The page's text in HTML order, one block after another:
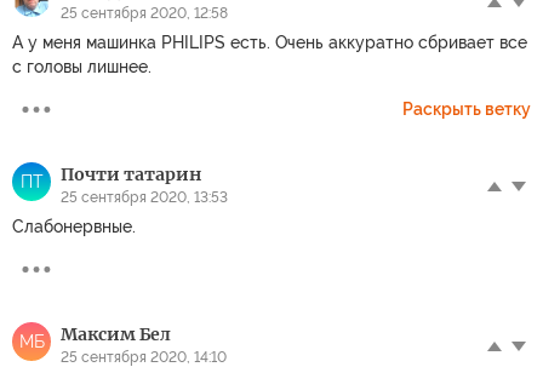
25 сентября 2020, 12:58
А у меня машинка PHILIPS есть. Очень аккуратно сбривает все
с головы лишнее.
Раскрыть ветку
ПТ Почти татарин
25 сентября 2020, 13:53
Слабонервные.
МБ Максим Бел
25 сентября 2020, 14:10